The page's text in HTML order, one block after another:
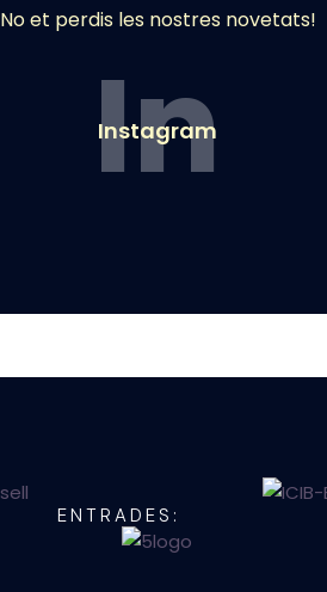
No et perdis les nostres novetats!
In
Instagram
ENTRADES: